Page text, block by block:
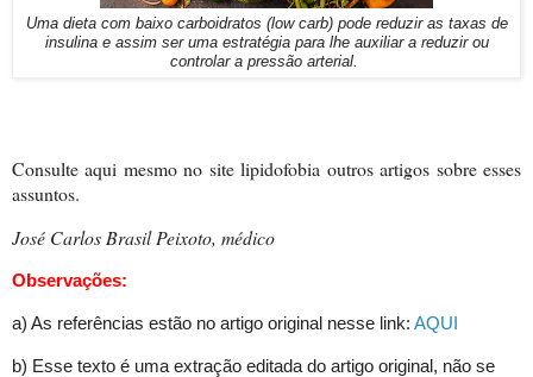
Uma dieta com baixo carboidratos (low carb) pode reduzir as taxas de
insulina e assim ser uma estratégia para lhe auxiliar a reduzir ou
controlar a pressão arterial.
Consulte aqui mesmo no site lipidofobia outros artigos sobre esses
assuntos.
José Carlos Brasil Peixoto, médico
Observações:
a) As referências estão no artigo original nesse link: AQUI
b) Esse texto é uma extração editada do artigo original, não se